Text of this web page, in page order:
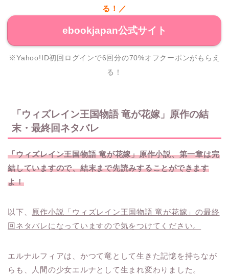
る！／
ebookjapan公式サイト
※Yahoo!ID初回ログインで6回分の70%オフクーポンがもらえ
る！
「ウィズレイン王国物語 竜が花嫁」原作の結
末・最終回ネタバレ
「ウィズレイン王国物語 竜が花嫁」原作小説、第一章は完
結していますので、結末まで先読みすることができます
よ！
以下、
原作小説「ウィズレイン王国物語 竜が花嫁」の最終
回ネタバレになっていますので気をつけてください。
エルナルフィアは、かつて竜として生きた記憶を持ちなが
らも、人間の少女エルナとして生まれ変わりました。